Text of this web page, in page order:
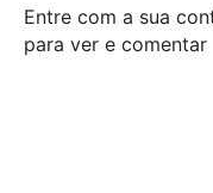
Entre com a sua
para ver e comentar